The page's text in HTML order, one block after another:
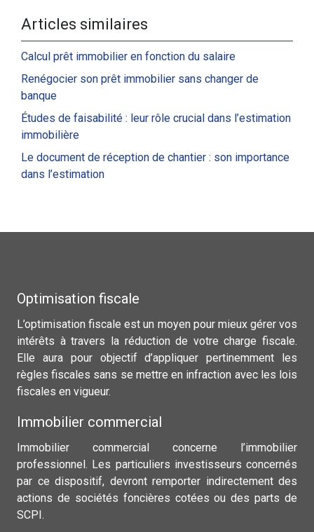
Articles similaires
Calcul prêt immobilier en fonction du salaire
Renégocier son prêt immobilier sans changer de
banque
Études de faisabilité : leur rôle crucial dans l’estimation
immobilière
Le document de réception de chantier : son importance
dans l’estimation
Optimisation fiscale
L’optimisation fiscale est un moyen pour mieux gérer vos
intérêts à travers la réduction de votre charge fiscale.
Elle aura pour objectif d’appliquer pertinemment les
règles fiscales sans se mettre en infraction avec les lois
fiscales en vigueur.
Immobilier commercial
Immobilier commercial concerne l’immobilier
professionnel. Les particuliers investisseurs concernés
par ce dispositif, devront remporter indirectement des
actions de sociétés foncières cotées ou des parts de
SCPI.